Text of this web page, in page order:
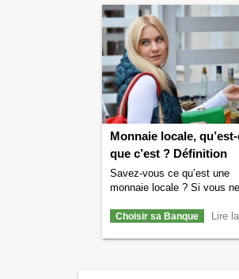
Monnaie locale,
que c’est ? Définition
Savez-vous ce qu’est une
monnaie locale ? Si vous
donner la définition d’une
Lire
Choisir sa Banque